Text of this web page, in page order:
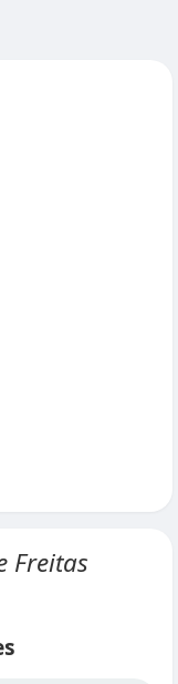
Freitas